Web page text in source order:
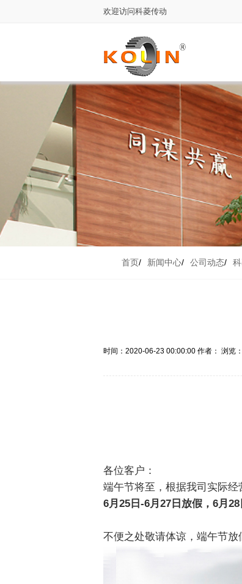
欢迎访问科菱传动
首页/ 新闻中心/ 公司动态/
时间：2020-06-23 00:00:00 作者： 浏览
各位客户：
端午节将至，根据我司实际经
6月25日-6月27日放假，6月28
不便之处敬请体谅，端午节